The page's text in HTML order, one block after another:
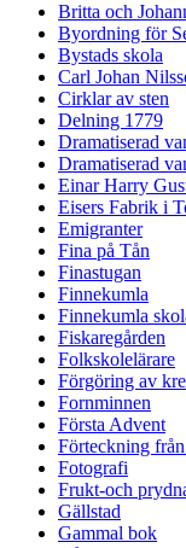
Britta och
Byordning för
Bystads skola
Carl Johan
Cirklar av sten
Delning 1779
Dramatiserad
Dramatiserad
Einar Harry
Eisers Fabrik i
Emigranter
Fina på Tån
Finastugan
Finnekumla
Finnekumla
Fiskaregården
Folkskolelärare
Förgöring av
Fornminnen
Första Advent
Förteckning
Fotografi
Frukt-och
Gällstad
Gammal bok